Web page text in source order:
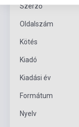
Szerző
Oldalszám
Kötés
Kiadó
Kiadási év
Formátum
Nyelv